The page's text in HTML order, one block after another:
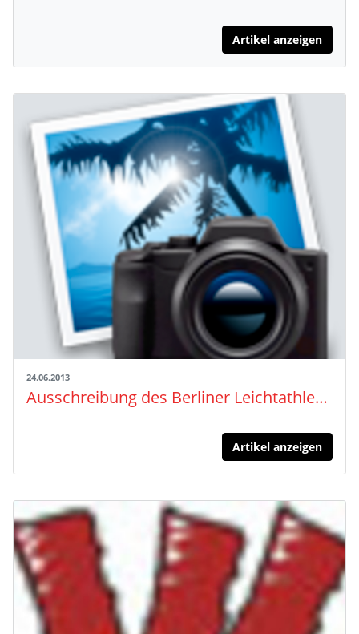
Artikel anzeigen
24.06.2013
Ausschreibung des Berliner Leichtathletik-Verband zum ISTAF-Camp 2013
Artikel anzeigen